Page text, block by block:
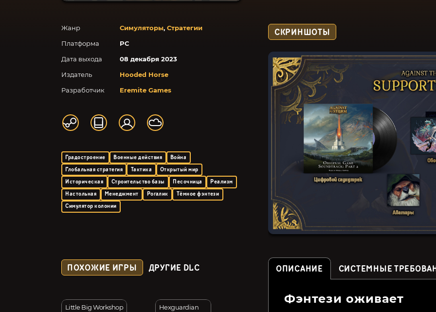
Жанр Симуляторы, Стратегии
Платформа
PC
Дата выхода
08 декабря 2023
Издатель
Hooded Horse
Разработчик
Eremite Games
Градостроение Военные действия
Война
Глобальная стратегия
Тактика
Открытый мир
Историческая
Строительство базы Песочница
Реализм
Настольная
Менеджмент Рогалик
Тёмное фэнтези
Симулятор колонии
СКРИНШОТЫ
ПОХОЖИЕ ИГРЫ ДРУГИЕ DLC
Little Big Workshop Hexguardian
ОПИСАНИЕ СИСТЕМНЫЕ
Фэнтези оживает